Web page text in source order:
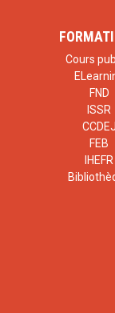
Cours
FND
ISSR
CCDEJ
FEB
IHEFR